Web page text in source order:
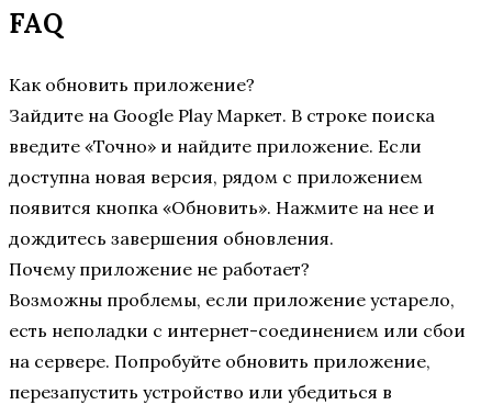
FAQ
Как обновить приложение?
Зайдите на Google Play Маркет. В строке поиска
введите «Точно» и найдите приложение. Если
доступна новая версия, рядом с приложением
появится кнопка «Обновить». Нажмите на нее и
дождитесь завершения обновления.
Почему приложение не работает?
Возможны проблемы, если приложение устарело,
есть неполадки с интернет-соединением или сбои
на сервере. Попробуйте обновить приложение,
перезапустить устройство или убедиться в